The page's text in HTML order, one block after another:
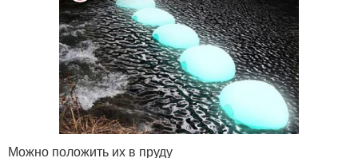
Можно положить их в пруду